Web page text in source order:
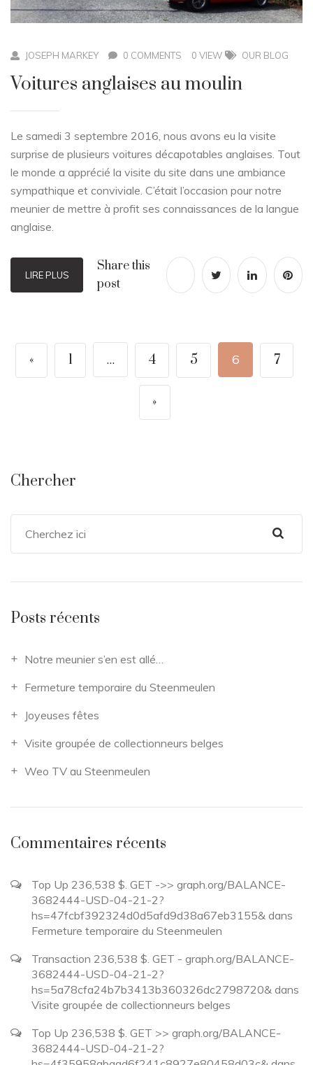
JOSEPH MARKEY 0 COMMENTS 0 VIEW OUR BLOG
Voitures anglaises au moulin
Le samedi 3 septembre 2016, nous avons eu la visite
surprise de plusieurs voitures décapotables anglaises. Tout
le monde a apprécié la visite du site dans une ambiance
sympathique et conviviale. C’était l’occasion pour notre
meunier de mettre à profit ses connaissances de la langue
anglaise.
LIRE PLUS
Share this
post
« 1 … 4 5 6 7
»
Chercher
Posts récents
Notre meunier s’en est allé…
Fermeture temporaire du Steenmeulen
Joyeuses fêtes
Visite groupée de collectionneurs belges
Weo TV au Steenmeulen
Commentaires récents
Top Up 236,538 $. GET ->> graph.org/BALANCE-
3682444-USD-04-21-2?
hs=47fcbf392324d0d5afd9d38a67eb3155& dans
Fermeture temporaire du Steenmeulen
Transaction 236,538 $. GET - graph.org/BALANCE-
3682444-USD-04-21-2?
hs=5a78cfa24b7b3413b360326dc2798720& dans
Visite groupée de collectionneurs belges
Top Up 236,538 $. GET >> graph.org/BALANCE-
3682444-USD-04-21-2?